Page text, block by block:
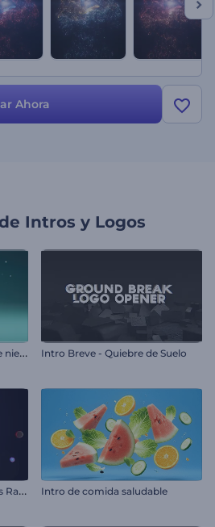
Ahora
Intros y Logos
O
pener de globo mágico de nieve de navidad Intro Breve - Quiebre de Suelo
D
espliegue de Logo Formas Radiantes Intro de comida saludable